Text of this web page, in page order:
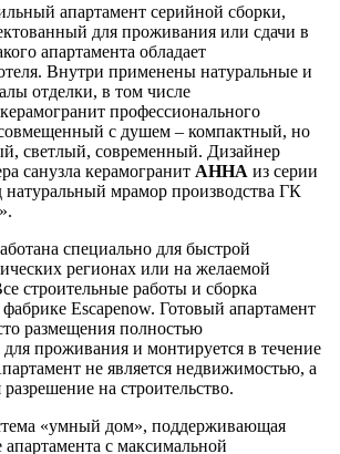
апартамент серийной сборки,
для проживания или сдачи в
апартамента обладает
Внутри применены натуральные и
отделки, в том числе
профессионального
совмещенный с душем – компактный, но
светлый, современный. Дизайнер
санузла керамогранит АННА из серии
мрамор производства ГК
специально для быстрой
регионах или на желаемой
строительные работы и сборка
Escapenow. Готовый апартамент
размещения полностью
проживания и монтируется в течение
не является недвижимостью, а
разрешение на строительство.
«умный дом», поддерживающая
с максимальной